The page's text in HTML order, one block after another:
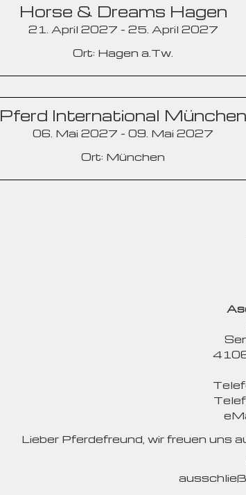
Horse & Dreams Hagen
21. April 2027 - 25. April 2027
Ort: Hagen a.Tw.
Pferd International München
06. Mai 2027 - 09. Mai 2027
Ort: München
Lieber Pferdefreund, wir freuen uns